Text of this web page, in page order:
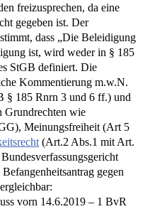
freizusprechen, da eine
gegeben ist. Der
dass „Die Beleidigung
ist, wird weder in § 185
StGB definiert. Die
Kommentierung m.w.N.
§ 185 Rnrn 3 und 6 ff.) und
Grundrechten wie
Meinungsfreiheit (Art 5
(Art.2 Abs.1 mit Art.
gegen
vorn 14.6.2019 – 1 BvR